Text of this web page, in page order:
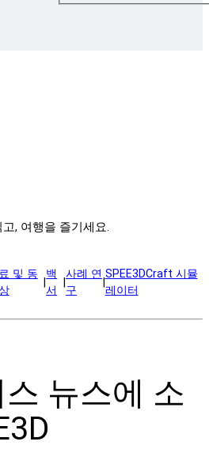
, 여행을 즐기세요.
및 동
|
백
서
사례 연
구
|
SPEE3DCraft 시뮬
레이터
뉴스에 소